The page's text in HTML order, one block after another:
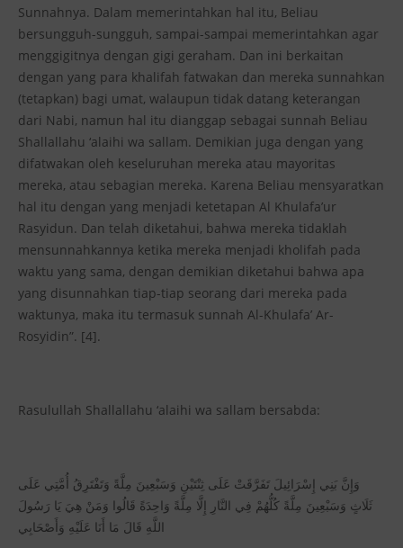
Sunnahnya. Dalam memerintahkan hal itu, Beliau
bersungguh-sungguh, sampai-sampai memerintahkan agar
menggigitnya dengan gigi geraham. Dan ini berkaitan
dengan yang para khalifah fatwakan dan mereka sunnahkan
(tetapkan) bagi umat, walaupun tidak datang keterangan
dari Nabi, namun hal itu dianggap sebagai sunnah Beliau
Shallallahu ‘alaihi wa sallam. Demikian juga dengan yang
difatwakan oleh keseluruhan mereka atau mayoritas
mereka, atau sebagian mereka. Karena Beliau mensyaratkan
hal itu dengan yang menjadi ketetapan Al Khulafa’ur
Rasyidun. Dan telah diketahui, bahwa mereka tidaklah
mensunnahkannya ketika mereka menjadi kholifah pada
waktu yang sama, dengan demikian diketahui bahwa apa
yang disunnahkan tiap-tiap seorang dari mereka pada
waktunya, maka itu termasuk sunnah Al-Khulafa’ Ar-
Rosyidin”. [4].
Rasulullah Shallallahu ‘alaihi wa sallam bersabda:
وَإِنَّ بَنِي إِسْرَائِيلَ تَفَرَّقَتْ عَلَى ثِنْتَيْنِ وَسَبْعِينَ مِلَّةً وَتَفْتَرِقُ أُمَّتِي عَلَى
ثَلَاثٍ وَسَبْعِينَ مِلَّةً كُلُّهُمْ فِي النَّارِ إِلَّا مِلَّةً وَاحِدَةً قَالُوا وَمَنْ هِيَ يَا رَسُولَ
اللَّهِ قَالَ مَا أَنَا عَلَيْهِ وَأَصْحَابِي